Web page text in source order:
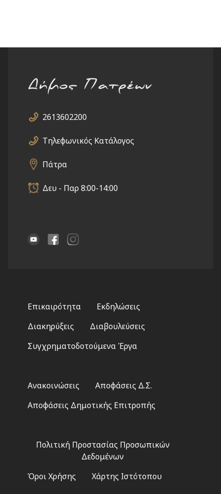
2613602200
Τηλεφωνικός Κατάλογος
Πάτρα
Δευ - Παρ 8:00-14:00
menu
Επικαιρότητα
Εκδηλώσεις
Διακηρύξεις
Διαβουλεύσεις
Συγχρηματοδοτούμενα Έργα
2
Ανακοινώσεις
Αποφάσεις Δ.Σ.
Αποφάσεις Δημοτικής Επιτροπής
Πολιτική Προστασίας Προσωπικών
Δεδομένων
Όροι Χρήσης
Χάρτης Ιστότοπου